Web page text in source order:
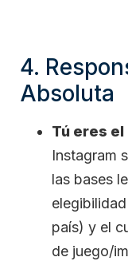
4.
Absoluta
Tú eres
Instagram
las bases
país) y el
de juego/